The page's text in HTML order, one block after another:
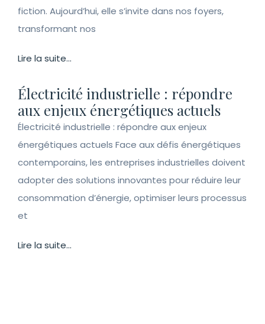
fiction. Aujourd’hui, elle s’invite dans nos foyers,
transformant nos
Lire la suite...
Électricité industrielle : répondre
aux enjeux énergétiques actuels
Électricité industrielle : répondre aux enjeux
énergétiques actuels Face aux défis énergétiques
contemporains, les entreprises industrielles doivent
adopter des solutions innovantes pour réduire leur
consommation d’énergie, optimiser leurs processus
et
Lire la suite...